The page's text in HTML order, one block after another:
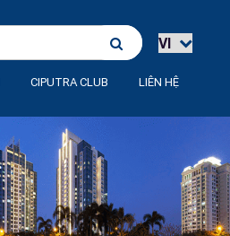
CIPUTRA CLUB LIÊN HỆ